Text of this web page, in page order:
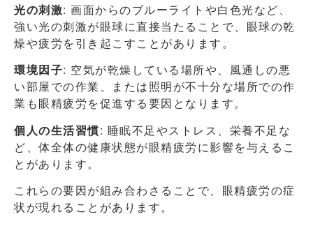
光の刺激: 画面からのブルーライトや白色光など、
強い光の刺激が眼球に直接当たることで、眼球の乾
燥や疲労を引き起こすことがあります。
環境因子: 空気が乾燥している場所や、風通しの悪
い部屋での作業、または照明が不十分な場所での作
業も眼精疲労を促進する要因となります。
個人の生活習慣: 睡眠不足やストレス、栄養不足な
ど、体全体の健康状態が眼精疲労に影響を与えるこ
とがあります。
これらの要因が組み合わさることで、眼精疲労の症
状が現れることがあります。